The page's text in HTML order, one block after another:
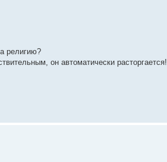
религию?
он автоматически расторгается!